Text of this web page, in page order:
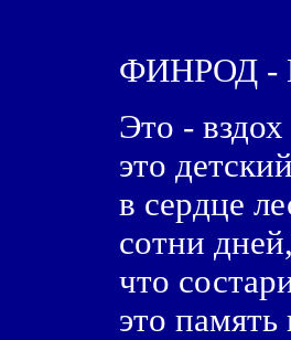
ФИНРОД -
Это - вздох
это
в сердце
сотни дней,
что
это память